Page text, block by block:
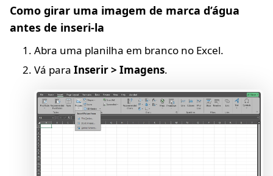
Como girar uma imagem de marca d’água
antes de inseri-la
Abra uma planilha em branco no Excel.
Vá para Inserir > Imagens.